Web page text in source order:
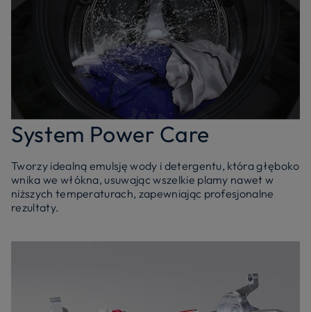
System Power Care
Tworzy idealną emulsję wody i detergentu, która głęboko
wnika we włókna, usuwając wszelkie plamy nawet w
niższych temperaturach, zapewniając profesjonalne
rezultaty.